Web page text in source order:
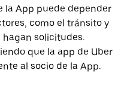
la App puede depender
como el tránsito y
solicitudes.
que la app de Uber
al socio de la App.